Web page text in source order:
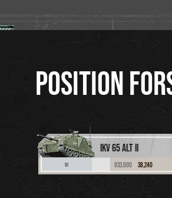
POSITION
IKV 65 ALT II
VI 933,000 38,240